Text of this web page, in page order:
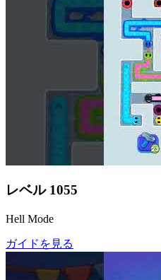
レベル 1055
Hell Mode
ガイドを見る